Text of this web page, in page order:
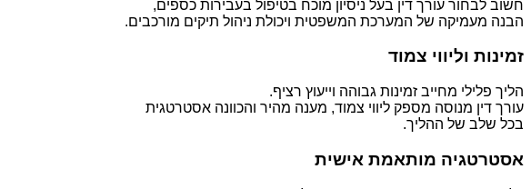
חשוב לבחור עורך דין בעל ניסיון מוכח בטיפול בעבירות כספים,
הבנה מעמיקה של המערכת המשפטית ויכולת ניהול תיקים מורכבים.
זמינות וליווי צמוד
הליך פלילי מחייב זמינות גבוהה וייעוץ רציף.
עורך דין מנוסה מספק ליווי צמוד, מענה מהיר והכוונה אסטרטגית
בכל שלב של ההליך.
אסטרטגיה מותאמת אישית